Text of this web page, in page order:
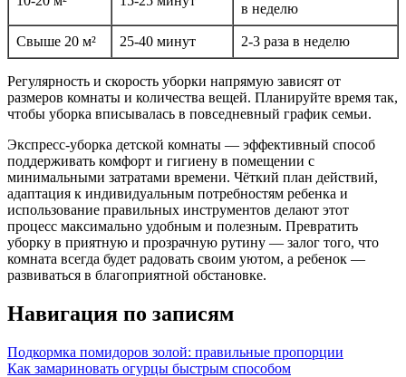
в неделю
Свыше 20 м² 25-40 минут 2-3 раза в неделю
Регулярность и скорость уборки напрямую зависят от
размеров комнаты и количества вещей. Планируйте время так,
чтобы уборка вписывалась в повседневный график семьи.
Экспресс-уборка детской комнаты — эффективный способ
поддерживать комфорт и гигиену в помещении с
минимальными затратами времени. Чёткий план действий,
адаптация к индивидуальным потребностям ребенка и
использование правильных инструментов делают этот
процесс максимально удобным и полезным. Превратить
уборку в приятную и прозрачную рутину — залог того, что
комната всегда будет радовать своим уютом, а ребенок —
развиваться в благоприятной обстановке.
Навигация по записям
Подкормка помидоров золой: правильные пропорции
Как замариновать огурцы быстрым способом